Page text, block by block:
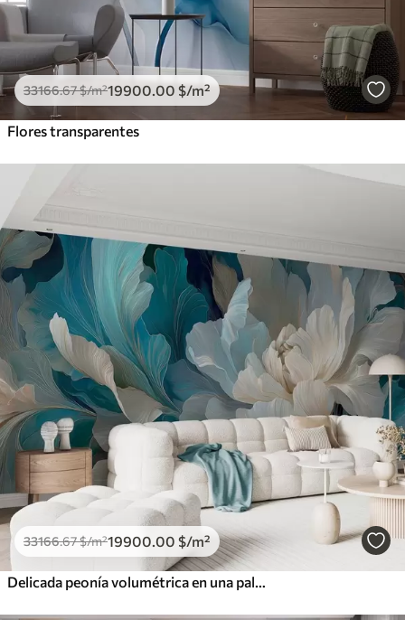
33166.67$/m²19900.00 $/m²
Flores transparentes
33166.67$/m²19900.00 $/m²
Delicada peonía volumétrica en una paleta de colores fríos